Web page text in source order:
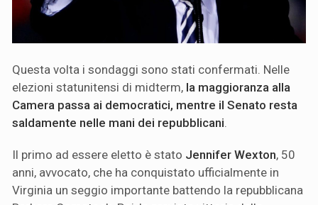
Questa volta i sondaggi sono stati confermati. Nelle
elezioni statunitensi di midterm, la maggioranza alla
Camera passa ai democratici, mentre il Senato resta
saldamente nelle mani dei repubblicani
Il primo ad essere eletto è stato Jennifer Wexton, 50
anni, avvocato, che ha conquistato ufficialmente in
Virginia un seggio importante battendo la repubblicana